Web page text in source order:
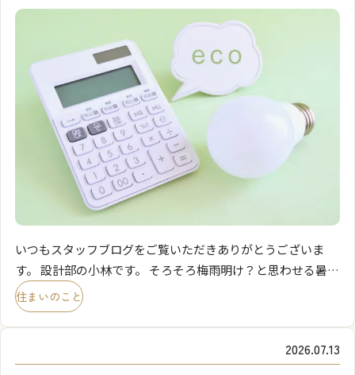
いつもスタッフブログをご覧いただきありがとうございま
す。 設計部の小林です。 そろそろ梅雨明け？と思わせる暑さ
が続いてますね。 夜もエアコンをつけていないと熟睡できず
電気代が気になり、久しぶりにチェックしてみました。 我
[…]
住まいのこと
2026.07.13